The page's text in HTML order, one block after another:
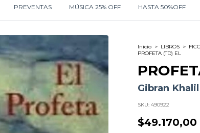
PREVENTAS MÚSICA 25% OFF HASTA 50%OFF
Inicio > LIBROS >
PROFETA (TD) EL
Gibran
SKU: 490922
$49.170,00